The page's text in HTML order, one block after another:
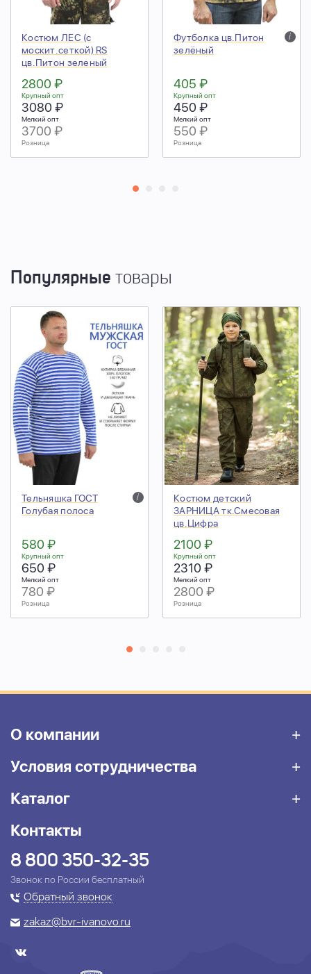
Костюм ЛЕС (с
москит.сеткой) RS
цв.Питон зеленый
2800 ₽
Крупный опт
3080 ₽
Мелкий опт
3700 ₽
Розница
Футболка цв.Питон
зелёный
i
405 ₽
Крупный опт
450 ₽
Мелкий опт
550 ₽
Розница
Популярные товары
Тельняшка ГОСТ
Голубая полоса
i
580 ₽
Крупный опт
650 ₽
Мелкий опт
780 ₽
Розница
Костюм детский
ЗАРНИЦА тк.Смесовая
цв.Цифра
2100 ₽
Крупный опт
2310 ₽
Мелкий опт
2800 ₽
Розница
О компании
Условия сотрудничества
Каталог
Контакты
8 800 350-32-35
Звонок по России бесплатный
Обратный звонок
zakaz@bvr-ivanovo.ru